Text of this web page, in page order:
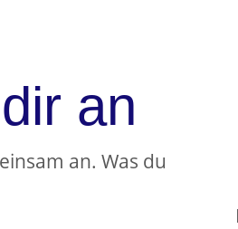
an
an. Was du